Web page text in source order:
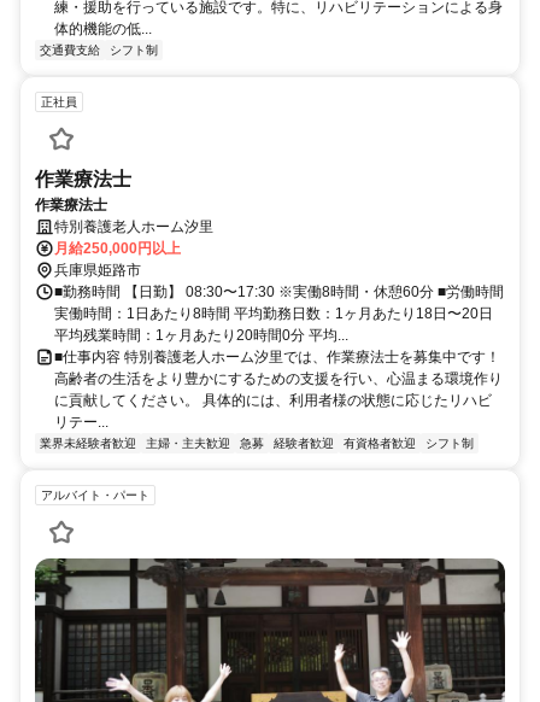
練・援助を行っている施設です。特に、リハビリテーションによる身
体的機能の低...
交通費支給 シフト制
正社員
作業療法士
作業療法士
特別養護老人ホーム汐里
月給250,000円以上
兵庫県姫路市
■勤務時間 【日勤】 08:30〜17:30 ※実働8時間・休憩60分 ■労働時間
実働時間：1日あたり8時間 平均勤務日数：1ヶ月あたり18日〜20日
平均残業時間：1ヶ月あたり20時間0分 平均...
■仕事内容 特別養護老人ホーム汐里では、作業療法士を募集中です！
高齢者の生活をより豊かにするための支援を行い、心温まる環境作り
に貢献してください。 具体的には、利用者様の状態に応じたリハビ
リテー...
業界未経験者歓迎 主婦・主夫歓迎 急募 経験者歓迎 有資格者歓迎 シフト制
アルバイト・パート